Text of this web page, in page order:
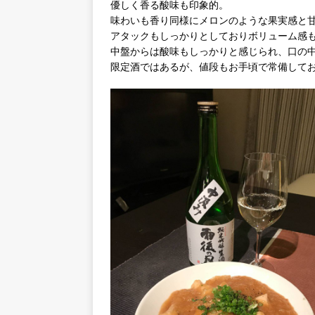
優しく香る酸味も印象的。
味わいも香り同様にメロンのような果実感と
アタックもしっかりとしておりボリューム感
中盤からは酸味もしっかりと感じられ、口の
限定酒ではあるが、値段もお手頃で常備して